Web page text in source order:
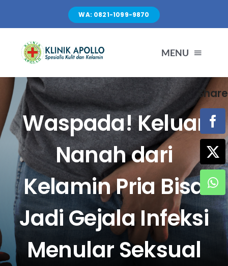
content
WA: 0821-1099-9870
MENU
TENTANG KAMI
LAYANAN
FASILITAS
ARTIKEL
HUBUNGI KAMI
Search
Waspada! Keluar
Nanah dari
Kelamin Pria Bisa
Jadi Gejala Infeksi
Menular Seksual
Share